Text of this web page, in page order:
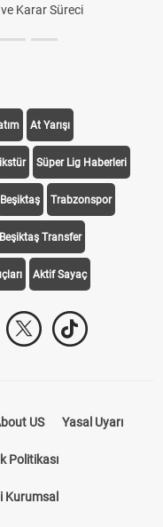
ve Karar Süreci
At Yarışı
Süper Lig Haberleri
Beşiktaş Trabzonspor
Beşiktaş Transfer
Aktif Sayaç
US Yasal Uyarı
Politikası
Kurumsal